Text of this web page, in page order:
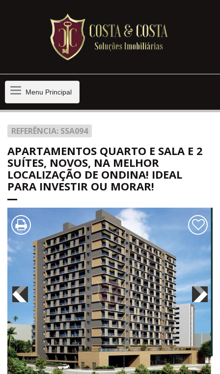
MenuMenu Principal
REFERÊNCIA: SSA094
APARTAMENTOS QUARTO E SALA E 2
SUÍTES, NOVOS, NA MELHOR
LOCALIZAÇÃO DE ONDINA! IDEAL
PARA INVESTIR OU MORAR!